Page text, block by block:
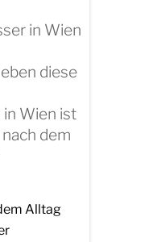
in Wien
diese
Wien ist
dem
Alltag